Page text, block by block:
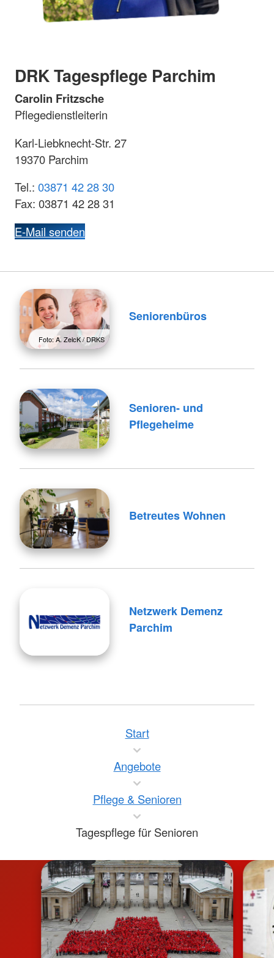
DRK Tagespflege Parchim
Carolin Fritzsche
Pflegedienstleiterin
Karl-Liebknecht-Str. 27
19370 Parchim
Tel.: 03871 42 28 30
Fax: 03871 42 28 31
E-Mail senden
Foto: A. ZelcK / DRKS
Seniorenbüros
Senioren- und
Pflegeheime
Betreutes Wohnen
Netzwerk Demenz
Parchim
Start
Angebote
Pflege & Senioren
Tagespflege für Senioren